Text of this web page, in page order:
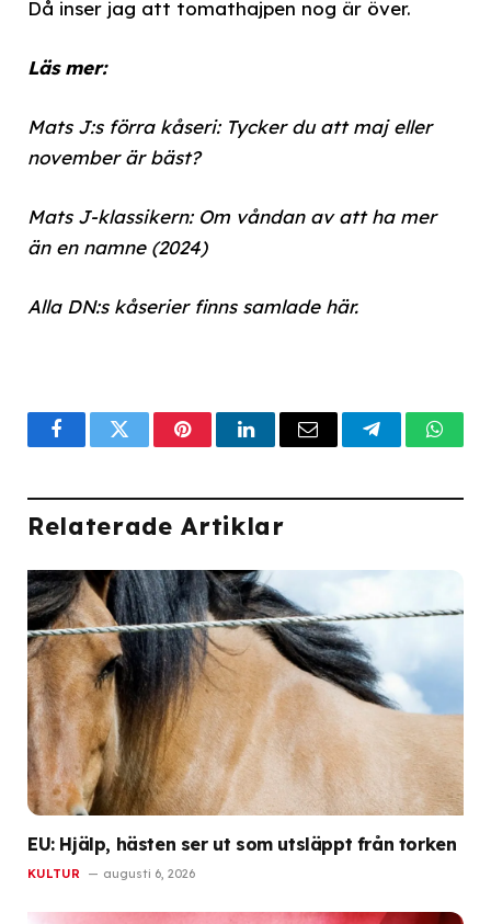
Då inser jag att tomathajpen nog är över.
Läs mer:
Mats J:s förra kåseri: Tycker du att maj eller
november är bäst?
Mats J-klassikern: Om våndan av att ha mer
än en namne (2024)
Alla DN:s kåserier finns samlade här.
FacebookTwitterPinterestLinkedInEmail Telegram
Relaterade Artiklar
EU: Hjälp, hästen ser ut som utsläppt från torken
KULTUR augusti 6, 2026